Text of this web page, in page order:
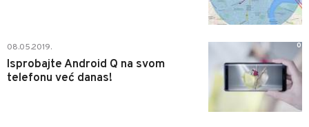
08.05.2019.
Isprobajte Android Q na svom
telefonu već danas!
0